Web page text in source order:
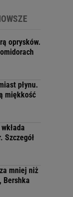
oprysków.
płynu.
miękkość
Szczegół
mniej niż
Bershka